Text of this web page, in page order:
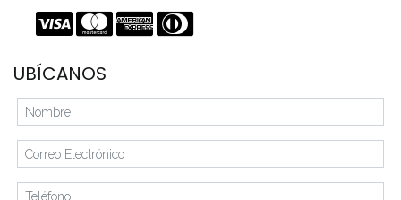
UBÍCANOS